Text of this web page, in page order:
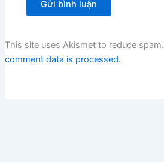
This site uses Akismet to reduce spam.
comment data is processed.